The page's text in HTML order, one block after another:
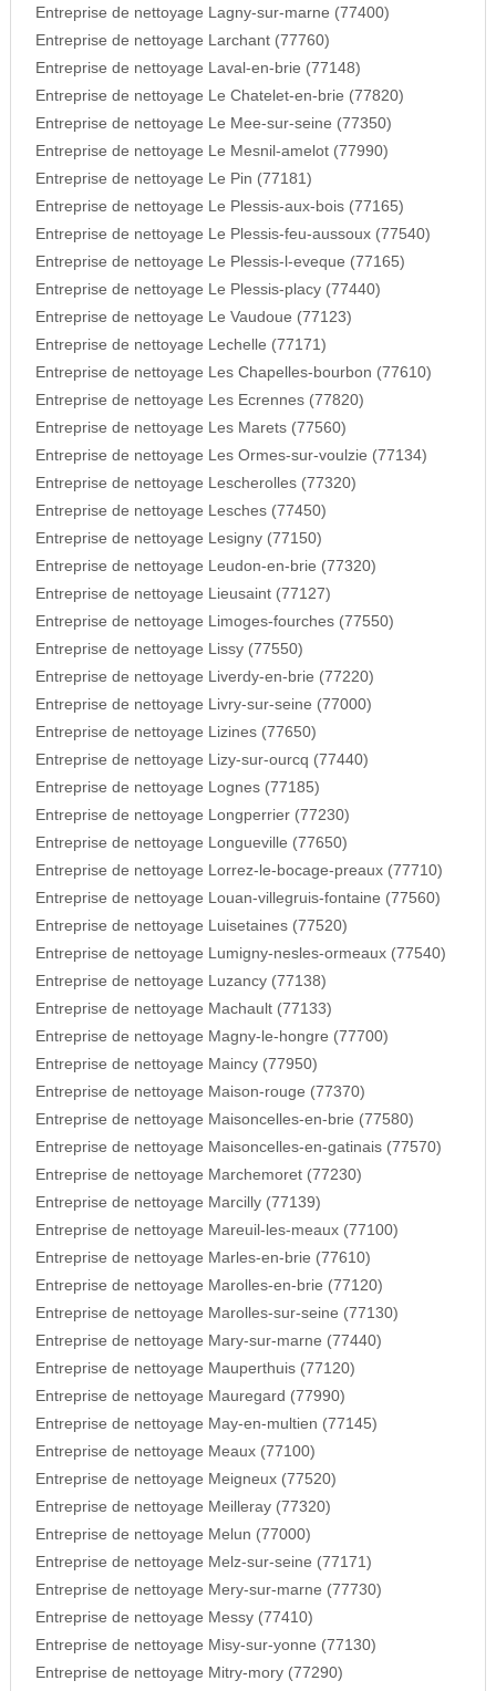
Entreprise de nettoyage Lagny-sur-marne (77400)
Entreprise de nettoyage Larchant (77760)
Entreprise de nettoyage Laval-en-brie (77148)
Entreprise de nettoyage Le Chatelet-en-brie (77820)
Entreprise de nettoyage Le Mee-sur-seine (77350)
Entreprise de nettoyage Le Mesnil-amelot (77990)
Entreprise de nettoyage Le Pin (77181)
Entreprise de nettoyage Le Plessis-aux-bois (77165)
Entreprise de nettoyage Le Plessis-feu-aussoux (77540)
Entreprise de nettoyage Le Plessis-l-eveque (77165)
Entreprise de nettoyage Le Plessis-placy (77440)
Entreprise de nettoyage Le Vaudoue (77123)
Entreprise de nettoyage Lechelle (77171)
Entreprise de nettoyage Les Chapelles-bourbon (77610)
Entreprise de nettoyage Les Ecrennes (77820)
Entreprise de nettoyage Les Marets (77560)
Entreprise de nettoyage Les Ormes-sur-voulzie (77134)
Entreprise de nettoyage Lescherolles (77320)
Entreprise de nettoyage Lesches (77450)
Entreprise de nettoyage Lesigny (77150)
Entreprise de nettoyage Leudon-en-brie (77320)
Entreprise de nettoyage Lieusaint (77127)
Entreprise de nettoyage Limoges-fourches (77550)
Entreprise de nettoyage Lissy (77550)
Entreprise de nettoyage Liverdy-en-brie (77220)
Entreprise de nettoyage Livry-sur-seine (77000)
Entreprise de nettoyage Lizines (77650)
Entreprise de nettoyage Lizy-sur-ourcq (77440)
Entreprise de nettoyage Lognes (77185)
Entreprise de nettoyage Longperrier (77230)
Entreprise de nettoyage Longueville (77650)
Entreprise de nettoyage Lorrez-le-bocage-preaux (77710)
Entreprise de nettoyage Louan-villegruis-fontaine (77560)
Entreprise de nettoyage Luisetaines (77520)
Entreprise de nettoyage Lumigny-nesles-ormeaux (77540)
Entreprise de nettoyage Luzancy (77138)
Entreprise de nettoyage Machault (77133)
Entreprise de nettoyage Magny-le-hongre (77700)
Entreprise de nettoyage Maincy (77950)
Entreprise de nettoyage Maison-rouge (77370)
Entreprise de nettoyage Maisoncelles-en-brie (77580)
Entreprise de nettoyage Maisoncelles-en-gatinais (77570)
Entreprise de nettoyage Marchemoret (77230)
Entreprise de nettoyage Marcilly (77139)
Entreprise de nettoyage Mareuil-les-meaux (77100)
Entreprise de nettoyage Marles-en-brie (77610)
Entreprise de nettoyage Marolles-en-brie (77120)
Entreprise de nettoyage Marolles-sur-seine (77130)
Entreprise de nettoyage Mary-sur-marne (77440)
Entreprise de nettoyage Mauperthuis (77120)
Entreprise de nettoyage Mauregard (77990)
Entreprise de nettoyage May-en-multien (77145)
Entreprise de nettoyage Meaux (77100)
Entreprise de nettoyage Meigneux (77520)
Entreprise de nettoyage Meilleray (77320)
Entreprise de nettoyage Melun (77000)
Entreprise de nettoyage Melz-sur-seine (77171)
Entreprise de nettoyage Mery-sur-marne (77730)
Entreprise de nettoyage Messy (77410)
Entreprise de nettoyage Misy-sur-yonne (77130)
Entreprise de nettoyage Mitry-mory (77290)